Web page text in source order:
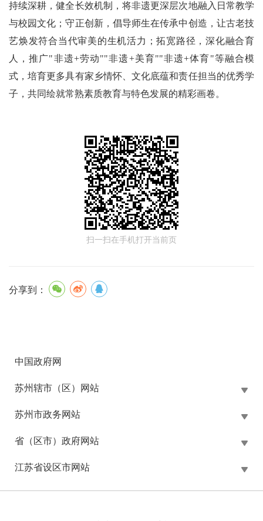
持续深耕，健全长效机制，将非遗更深层次地融入日常教学
与校园文化；守正创新，倡导师生在传承中创造，让古老技
艺焕发符合当代审美的生机活力；拓宽路径，深化融合育
人，推广"非遗+劳动""非遗+美育""非遗+体育"等融合模
式，培育更多具有家乡情怀、文化底蕴和责任担当的优秀学
子，共同绘就常熟素质教育与特色发展的精彩画卷。
扫一扫在手机打开当前页
分享到：
中国政府网
苏州辖市（区）网站
苏州市政务网站
省（区市）政府网站
江苏省设区市网站